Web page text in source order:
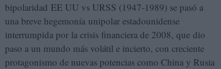
bipolaridad EE UU vs URSS (1947-1989) se pasó a
una breve hegemonía unipolar estadounidense
interrumpida por la crisis financiera de 2008, que dio
paso a un mundo más volátil e incierto, con creciente
protagonismo de nuevas potencias como China y Rusia